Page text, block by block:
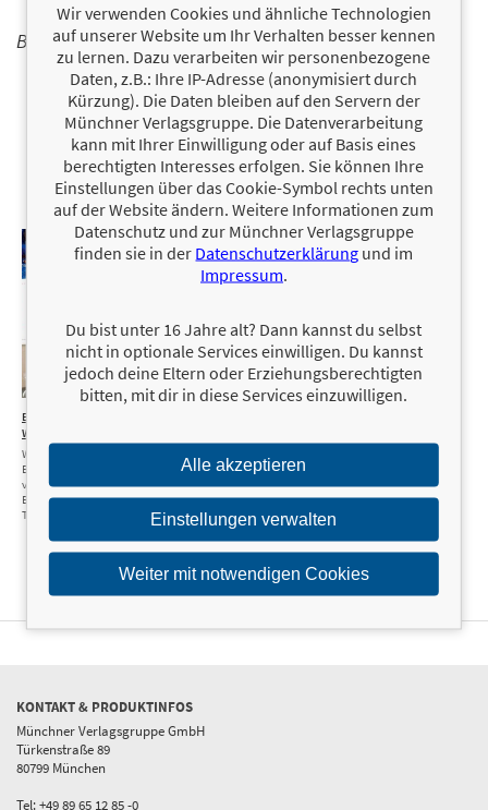
BÜCHER
Bunte
Wunderwelten basteln
Wald, Eispalast oder
Bauernhof: 11
verschiedene
Bastelwelten für deine
Tonie®-Figuren
KONTAKT & PRODUKTINFOS
Münchner Verlagsgruppe GmbH
Türkenstraße 89
80799 München
Tel: +49 89 65 12 85 -0
Wir verwenden Cookies und ähnliche Technologien
auf unserer Website um Ihr Verhalten besser kennen
zu lernen. Dazu verarbeiten wir personenbezogene
Daten, z.B.: Ihre IP-Adresse (anonymisiert durch
Kürzung). Die Daten bleiben auf den Servern der
Münchner Verlagsgruppe. Die Datenverarbeitung
kann mit Ihrer Einwilligung oder auf Basis eines
berechtigten Interesses erfolgen. Sie können Ihre
Einstellungen über das Cookie-Symbol rechts unten
auf der Website ändern. Weitere Informationen zum
Datenschutz und zur Münchner Verlagsgruppe
finden sie in der Datenschutzerklärung und im
Impressum.
Du bist unter 16 Jahre alt? Dann kannst du selbst
nicht in optionale Services einwilligen. Du kannst
jedoch deine Eltern oder Erziehungsberechtigten
bitten, mit dir in diese Services einzuwilligen.
Alle akzeptieren
Einstellungen verwalten
Weiter mit notwendigen Cookies